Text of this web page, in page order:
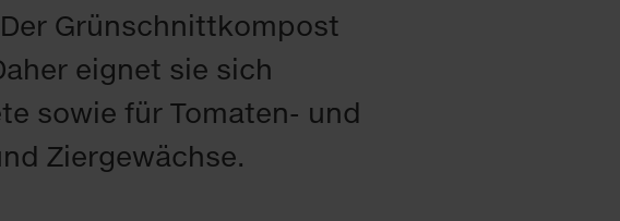
Grünschnittkompost
eignet sie sich
sowie für Tomaten- und
Ziergewächse.